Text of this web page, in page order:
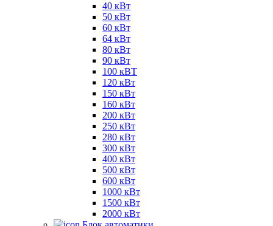
40 кВт
50 кВт
60 кВт
64 кВт
80 кВт
90 кВт
100 кВТ
120 кВт
150 кВт
160 кВт
200 кВт
250 кВт
280 кВт
300 кВт
400 кВт
500 кВт
600 кВт
1000 кВт
1500 кВт
2000 кВт